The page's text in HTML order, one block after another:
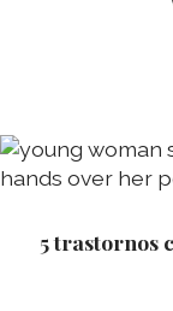
5 trastornos